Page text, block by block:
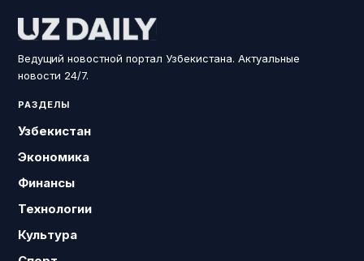
Ведущий новостной портал Узбекистана. Актуальные
новости 24/7.
РАЗДЕЛЫ
Узбекистан
Экономика
Финансы
Технологии
Культура